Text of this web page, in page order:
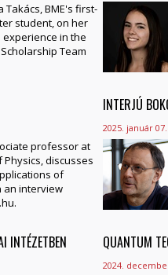
Takács, BME's first-
student, on her
in the
Team
professor at
Physics, discusses
of
an interview
INTERJÚ
2025. január 07.
INTÉZETBEN QUANTUM
2024.